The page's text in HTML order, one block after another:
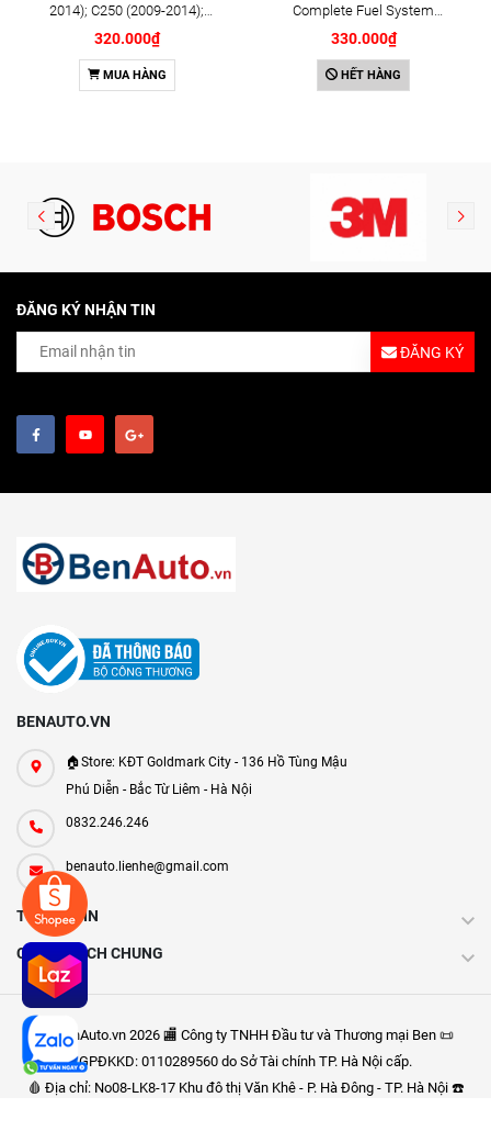
2014); C250 (2009-2014);
E250 (2009-2013); G500
(2008-2015); GL450 (2006-
2012), S500 (2005-2011);
SLK200 (2011-2015) chính
320.000₫
MUA HÀNG
Complete Fuel System
Cleaner 473ml (08813)
330.000₫
HẾT HÀNG
ĐĂNG KÝ NHẬN TIN
ĐĂNG KÝ
BENAUTO.VN
🏠Store: KĐT Goldmark City - 136 Hồ Tùng Mậu
Phú Diễn - Bắc Từ Liêm - Hà Nội
0832.246.246
benauto.lienhe@gmail.com
THÔNG TIN
CHÍNH SÁCH CHUNG
Ⓒ BenAuto.vn 2026 🏬 Công ty TNHH Đầu tư và Thương mại Ben 📜
GPĐKKD: 0110289560 do Sở Tài chính TP. Hà Nội cấp.
🩸 Địa chỉ: No08-LK8-17 Khu đô thị Văn Khê - P. Hà Đông - TP. Hà Nội ☎️